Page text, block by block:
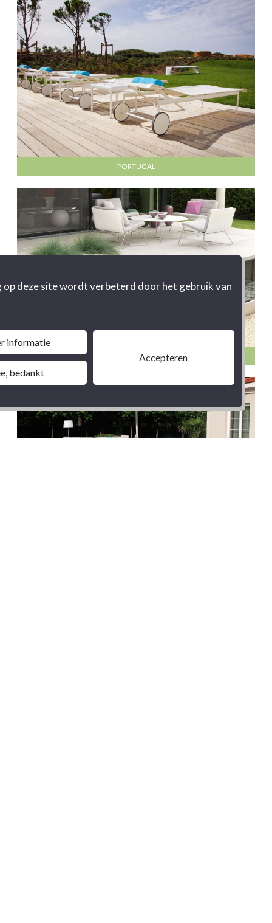
PORTUGAL
KNESSELARE
op deze site wordt verbeterd door het gebruik van
informatie
bedankt
Accepteren